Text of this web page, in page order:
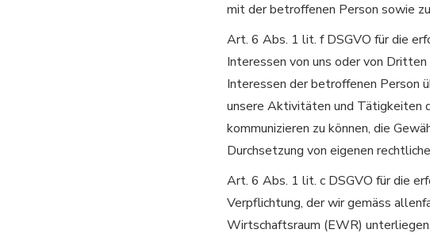
mit der betroffenen Person sowie
Art. 6 Abs. 1 lit. f DSGVO für die
Interessen von uns oder von
Interessen der betroffenen Person
unsere Aktivitäten und Tätigkeiten
kommunizieren zu können, die
Durchsetzung von eigenen
Art. 6 Abs. 1 lit. c DSGVO für die
Verpflichtung, der wir gemäss
Wirtschaftsraum (EWR) unterliegen.